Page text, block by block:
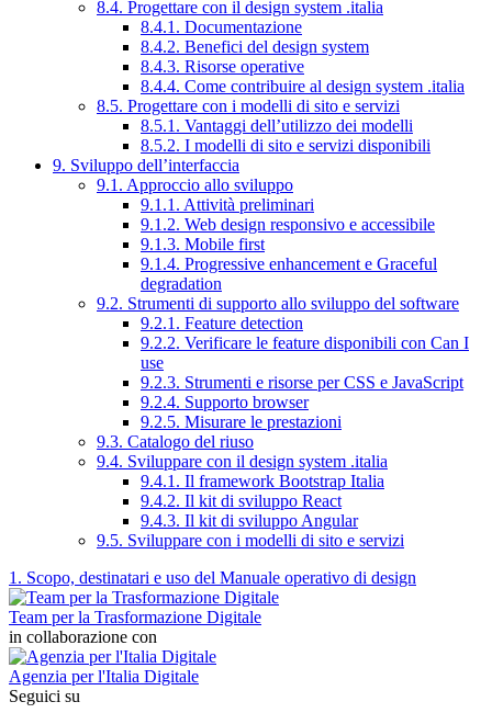
8.4. Progettare con il design system .italia
8.4.1. Documentazione
8.4.2. Benefici del design system
8.4.3. Risorse operative
8.4.4. Come contribuire al design system .italia
8.5. Progettare con i modelli di sito e servizi
8.5.1. Vantaggi dell’utilizzo dei modelli
8.5.2. I modelli di sito e servizi disponibili
9. Sviluppo dell’interfaccia
9.1. Approccio allo sviluppo
9.1.1. Attività preliminari
9.1.2. Web design responsivo e accessibile
9.1.3. Mobile first
9.1.4. Progressive enhancement e Graceful
degradation
9.2. Strumenti di supporto allo sviluppo del software
9.2.1. Feature detection
9.2.2. Verificare le feature disponibili con Can I
use
9.2.3. Strumenti e risorse per CSS e JavaScript
9.2.4. Supporto browser
9.2.5. Misurare le prestazioni
9.3. Catalogo del riuso
9.4. Sviluppare con il design system .italia
9.4.1. Il framework Bootstrap Italia
9.4.2. Il kit di sviluppo React
9.4.3. Il kit di sviluppo Angular
9.5. Sviluppare con i modelli di sito e servizi
1. Scopo, destinatari e uso del Manuale operativo di design
Team per la Trasformazione Digitale
in collaborazione con
Agenzia per l'Italia Digitale
Seguici su